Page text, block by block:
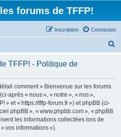
forums de TFFP!
Connexion
Inscription
h
TFFP! - Politique de
comment « Bienvenue sur les forums
après « nous », « notre », « nos »,
» et « https://tffp-forum.fr ») et phpBB (ci-
phpBB », « www.phpbb.com », « phpBB
les informations collectées lors de
vos informations »).